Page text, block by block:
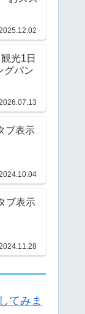
光1日
グパン
ブ表示
ブ表示
てみま